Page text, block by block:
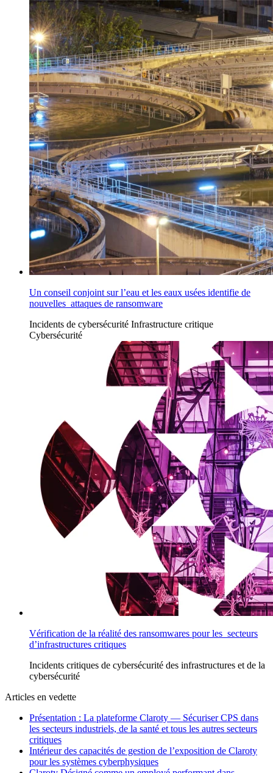
Un conseil conjoint sur l’eau et les eaux usées identifie de
nouvelles attaques de ransomware
Incidents de cybersécurité Infrastructure critique
Cybersécurité
Vérification de la réalité des ransomwares pour les secteurs
d’infrastructures critiques
Incidents critiques de cybersécurité des infrastructures et de la
cybersécurité
Articles en vedette
Présentation : La plateforme Claroty — Sécuriser CPS dans
les secteurs industriels, de la santé et tous les autres secteurs
critiques
Intérieur des capacités de gestion de l’exposition de Claroty
pour les systèmes cyberphysiques